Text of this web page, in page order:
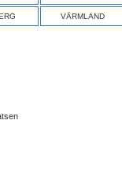
VÄRMLAND